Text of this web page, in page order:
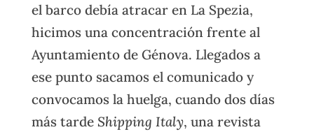
el barco debía atracar en La Spezia,
hicimos una concentración frente al
Ayuntamiento de Génova. Llegados a
ese punto sacamos el comunicado y
convocamos la huelga, cuando dos días
más tarde Shipping Italy, una revista